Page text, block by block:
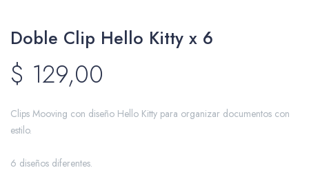
Doble Clip Hello Kitty x 6
$ 129,00
Clips Mooving con diseño Hello Kitty para organizar documentos con
estilo.
6 diseños diferentes.
Maquillaje
Cotillón y Sorpresitas